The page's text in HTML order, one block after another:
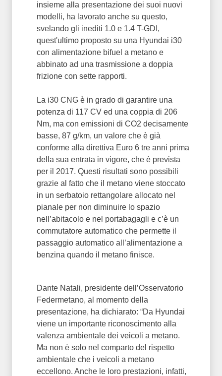
insieme alla presentazione dei suoi nuovi
modelli, ha lavorato anche su questo,
svelando gli inediti 1.0 e 1.4 T-GDI,
quest'ultimo proposto su una Hyundai i30
con alimentazione bifuel a metano e
abbinato ad una trasmissione a doppia
frizione con sette rapporti.
La i30 CNG è in grado di garantire una
potenza di 117 CV ed una coppia di 206
Nm, ma con emissioni di CO2 decisamente
basse, 87 g/km, un valore che è già
conforme alla direttiva Euro 6 tre anni prima
della sua entrata in vigore, che è prevista
per il 2017. Questi risultati sono possibili
grazie al fatto che il metano viene stoccato
in un serbatoio rettangolare allocato nel
pianale per non diminuire lo spazio
nell’abitacolo e nel portabagagli e c’è un
commutatore automatico che permette il
passaggio automatico all’alimentazione a
benzina quando il metano finisce.
Dante Natali, presidente dell’Osservatorio
Federmetano, al momento della
presentazione, ha dichiarato: “Da Hyundai
viene un importante riconoscimento alla
valenza ambientale dei veicoli a metano.
Ma non è solo nel comparto del rispetto
ambientale che i veicoli a metano
eccellono. Anche le loro prestazioni, infatti,